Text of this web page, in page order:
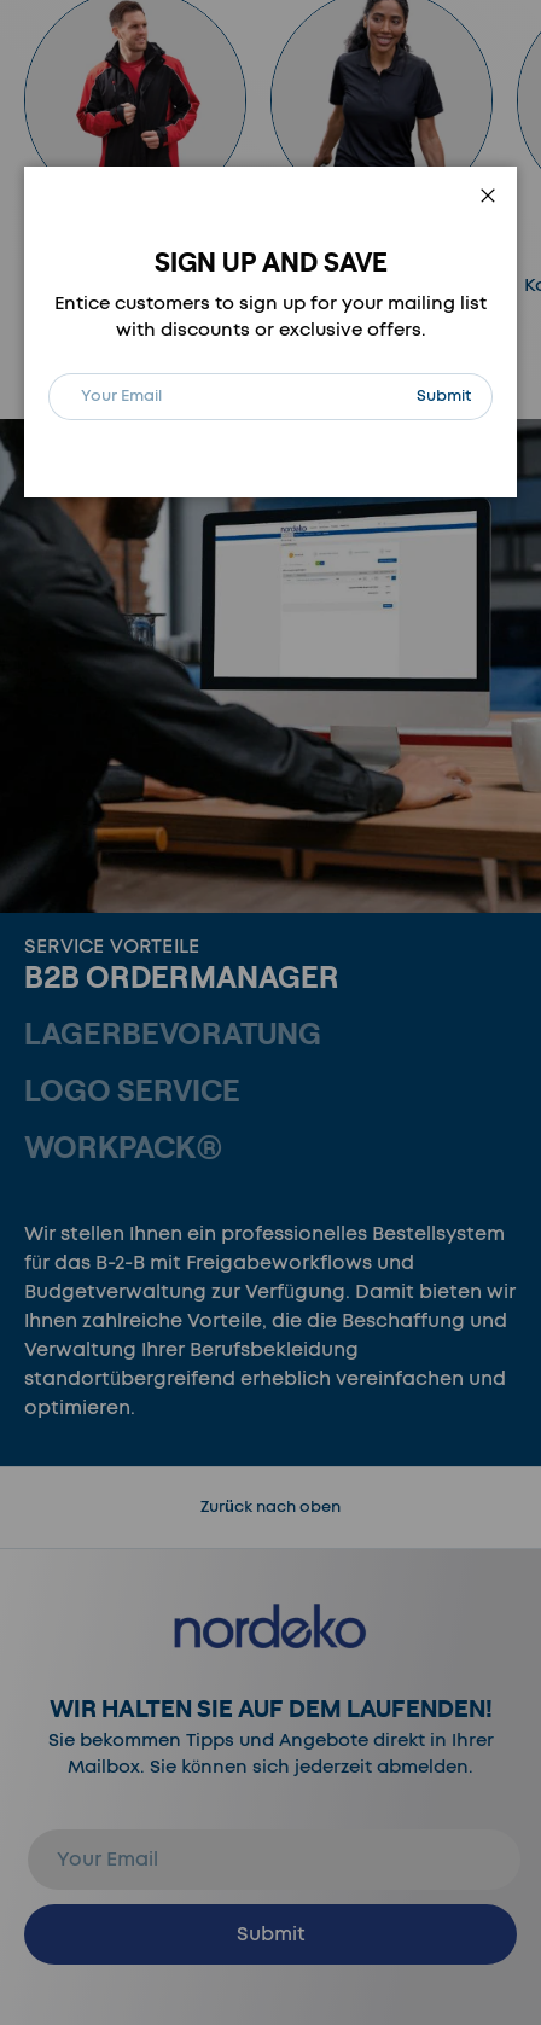
JACKEN OBERBEKLEIDUNG
SERVICE VORTEILE
B2B ORDERMANAGER
LAGERBEVORATUNG
LOGO SERVICE
WORKPACK®
Wir stellen Ihnen ein professionelles Bestellsystem
für das B-2-B mit Freigabeworkflows und
Budgetverwaltung zur Verfügung. Damit bieten wir
Ihnen zahlreiche Vorteile, die die Beschaffung und
Verwaltung Ihrer Berufsbekleidung
standortübergreifend erheblich vereinfachen und
optimieren.
SIGN UP AND SAVE
Entice customers to sign up for your mailing list
with discounts or exclusive offers.
E-Mail
Abonnieren
Submit
Zurück nach oben
WIR HALTEN SIE AUF DEM LAUFENDEN!
Sie bekommen Tipps und Angebote direkt in Ihrer
Mailbox. Sie können sich jederzeit abmelden.
Abonnieren
Submit